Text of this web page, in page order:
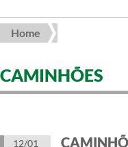
Home
CAMINHÕES
12/01